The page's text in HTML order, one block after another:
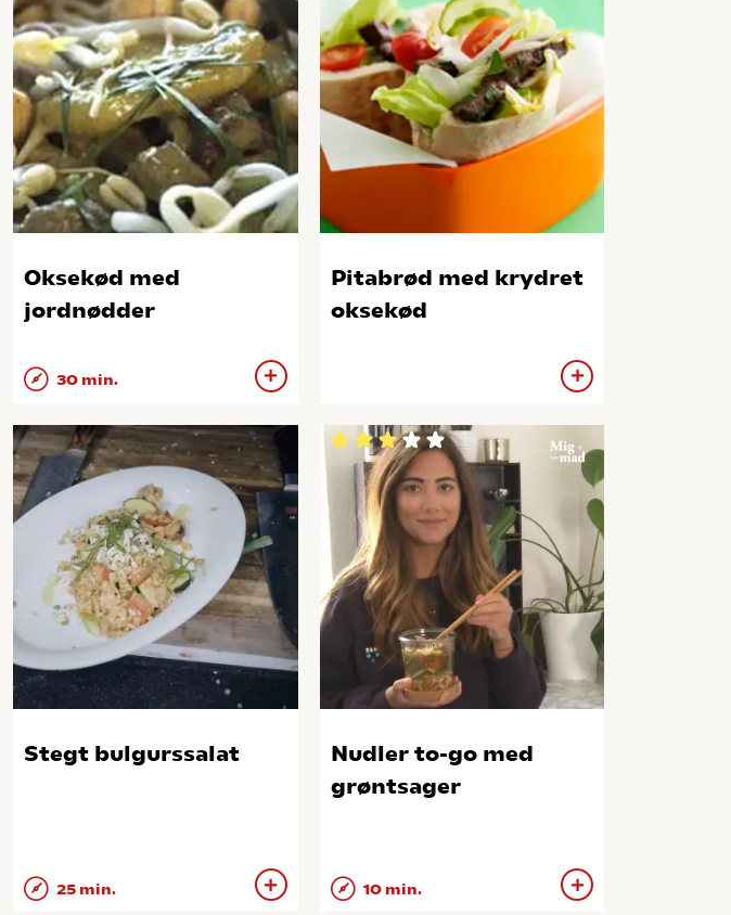
Oksekød med
jordnødder
30 min.
Pitabrød med krydret
oksekød
Stegt bulgurssalat
25 min.
Nudler to-go med
grøntsager
10 min.